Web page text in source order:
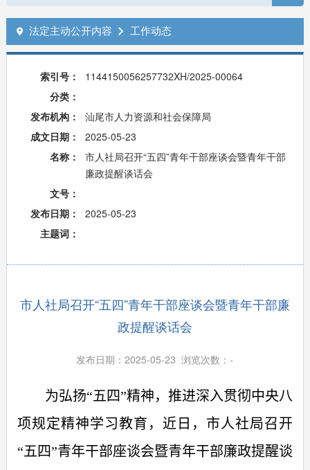
 法定主动公开内容  工作动态
索引号：
1144150056257732XH/2025-00064
分类：
发布机构：
汕尾市人力资源和社会保障局
成文日期：
2025-05-23
名称：
市人社局召开“五四”青年干部座谈会暨青年干部
廉政提醒谈话会
文号：
发布日期：
2025-05-23
主题词：
市人社局召开“五四”青年干部座谈会暨青年干部廉
政提醒谈话会
发布日期：2025-05-23 浏览次数：-
为弘扬“五四”精神，推进深入贯彻中央八
项规定精神学习教育，近日，市人社局召开
“五四”青年干部座谈会暨青年干部廉政提醒谈